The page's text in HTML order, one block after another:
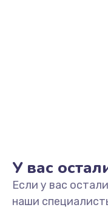
У вас
Если у вас
наши